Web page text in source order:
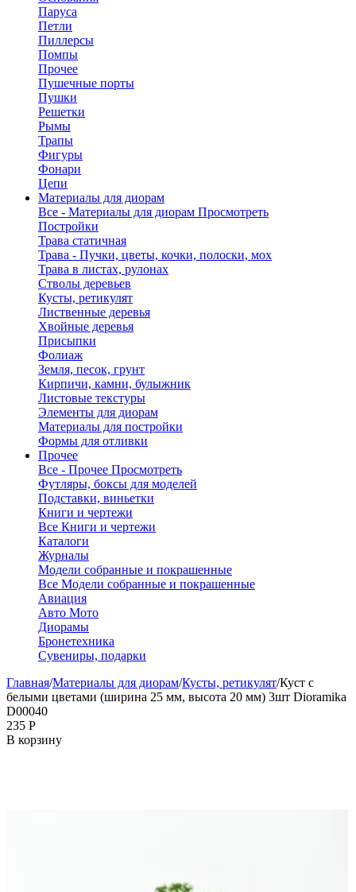
Паруса
Петли
Пиллерсы
Помпы
Прочее
Пушечные порты
Пушки
Решетки
Рымы
Трапы
Фигуры
Фонари
Цепи
Материалы для диорам
Все - Материалы для диорам Просмотреть
Постройки
Трава статичная
Трава - Пучки, цветы, кочки, полоски, мох
Трава в листах, рулонах
Стволы деревьев
Кусты, ретикулят
Лиственные деревья
Хвойные деревья
Присыпки
Фолиаж
Земля, песок, грунт
Кирпичи, камни, булыжник
Листовые текстуры
Элементы для диорам
Материалы для постройки
Формы для отливки
Прочее
Все - Прочее Просмотреть
Футляры, боксы для моделей
Подставки, виньетки
Книги и чертежи
Все Книги и чертежи
Каталоги
Журналы
Модели собранные и покрашенные
Все Модели собранные и покрашенные
Авиация
Авто Мото
Диорамы
Бронетехника
Сувениры, подарки
Главная/Материалы для диорам/Кусты, ретикулят/Куст с
белыми цветами (ширина 25 мм, высота 20 мм) 3шт Dioramika
D00040
‍235‍ Р
В корзину